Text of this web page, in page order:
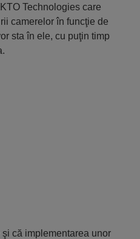
Technologies care
camerelor în funcţie de
sta în ele, cu puţin timp
că implementarea unor